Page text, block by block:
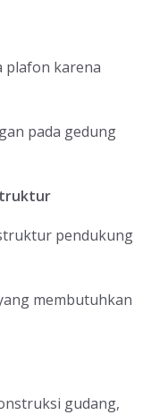
plafon karena
pada gedung
pendukung
membutuhkan
gudang,